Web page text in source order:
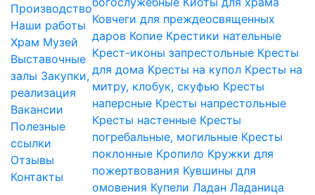
Производство
Наши работы
Храм Музей
Выставочные
залы Закупки,
реализация
Вакансии
Полезные
ссылки
Отзывы
Контакты
Ковчеги для преждеосвященных
даров Копие Крестики нательные
Крест-иконы запрестольные Кресты
для дома Кресты на купол Кресты на
митру, клобук, скуфью Кресты
наперсные Кресты напрестольные
Кресты настенные Кресты
погребальные, могильные Кресты
поклонные Кропило Кружки для
пожертвования Кувшины для
омовения Купели Ладан Ладаница